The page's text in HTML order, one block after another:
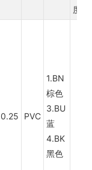
度
0.25 PVC
1.BN
棕色
3.BU
蓝
4.BK
黑色